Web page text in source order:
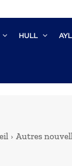
HULL
Autres